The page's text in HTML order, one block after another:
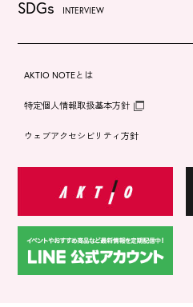
SDGs INTERVIEW
AKTIO NOTEとは
特定個人情報取扱基本方針
ウェブアクセシビリティ方針